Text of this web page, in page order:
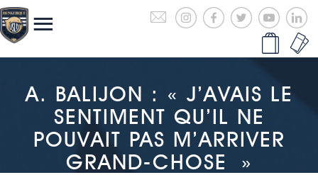
A. BALIJON : « J’AVAIS LE
SENTIMENT QU’IL NE
POUVAIT PAS M’ARRIVER
GRAND-CHOSE »